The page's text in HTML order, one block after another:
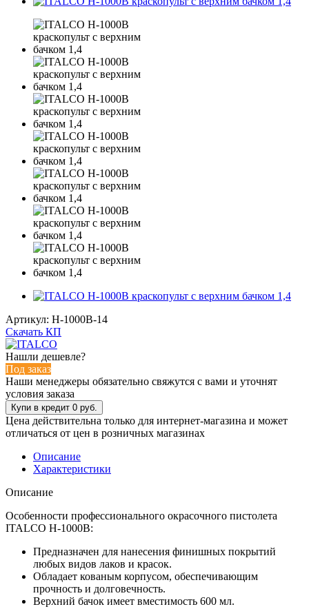
Артикул: H-1000B-14
Скачать КП
Нашли дешевле?
Под заказ
Наши менеджеры обязательно свяжутся с вами и уточнят
условия заказа
Цена действительна только для интернет-магазина и может
отличаться от цен в розничных магазинах
Описание
Характеристики
Описание
Особенности профессионального окрасочного пистолета
ITALCO H-1000B:
Предназначен для нанесения финишных покрытий
любых видов лаков и красок.
Обладает кованым корпусом, обеспечивающим
прочность и долговечность.
Верхний бачок имеет вместимость 600 мл.